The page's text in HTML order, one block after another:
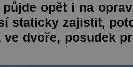
opět i na
staticky zajistit,
ve dvoře, posudek